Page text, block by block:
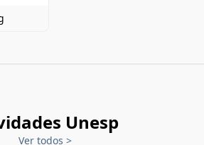
Unesp
Ver todos >